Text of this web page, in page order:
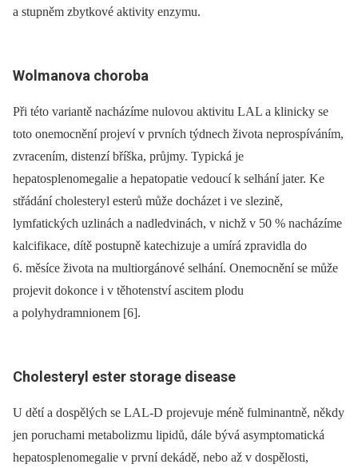
a stupněm zbytkové aktivity enzymu.
Wolmanova choroba
Při této variantě nacházíme nulovou aktivitu LAL a klinicky se
toto onemocnění projeví v prvních týdnech života neprospíváním,
zvracením, distenzí bříška, průjmy. Typická je
hepatosplenomegalie a hepatopatie vedoucí k selhání jater. Ke
střádání cholesteryl esterů může docházet i ve slezině,
lymfatických uzlinách a nadledvinách, v nichž v 50 % nacházíme
kalcifikace, dítě postupně katechizuje a umírá zpravidla do
6. měsíce života na multiorgánové selhání. Onemocnění se může
projevit dokonce i v těhotenství ascitem plodu
a polyhydramnionem [6].
Cholesteryl ester storage disease
U dětí a dospělých se LAL-D projevuje méně fulminantně, někdy
jen poruchami metabolizmu lipidů, dále bývá asymptomatická
hepatosplenomegalie v první dekádě, nebo až v dospělosti,